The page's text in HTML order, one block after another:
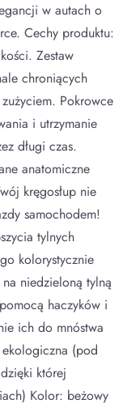
w autach o
Cechy produktu:
Zestaw
chroniących
Pokrowce
i utrzymanie
długi czas.
anatomiczne
kręgosłup nie
samochodem!
tylnych
kolorystycznie
niedzieloną tylną
haczyków i
ich do mnóstwa
(pod
której
Kolor: beżowy